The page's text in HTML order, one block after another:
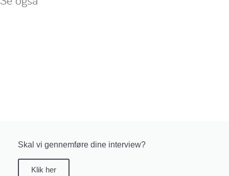
Skal vi gennemføre dine interview?
Klik her